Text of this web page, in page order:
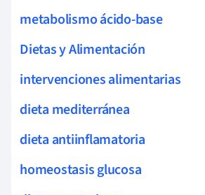
metabolismo ácido-base
Dietas y Alimentación
intervenciones alimentarias
dieta mediterránea
dieta antiinflamatoria
homeostasis glucosa